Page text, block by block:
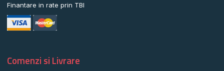
Finantare in rate prin TBI
Comenzi si Livrare